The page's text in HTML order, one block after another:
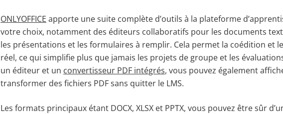
ONLYOFFICE apporte une suite complète d’outils à la plateforme
votre choix, notamment des éditeurs collaboratifs pour les documents
les présentations et les formulaires à remplir. Cela permet la coédition et
réel, ce qui simplifie plus que jamais les projets de groupe et les
un éditeur et un convertisseur PDF intégrés, vous pouvez également
transformer des fichiers PDF sans quitter le LMS.
Les formats principaux étant DOCX, XLSX et PPTX, vous pouvez être sûr